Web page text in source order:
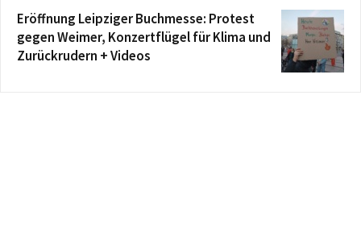
Eröffnung Leipziger Buchmesse: Protest
gegen Weimer, Konzertflügel für Klima und
Zurückrudern + Videos